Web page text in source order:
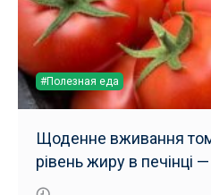
#Полезная еда
Щоденне вживання
рівень жиру в печінці
дослідження